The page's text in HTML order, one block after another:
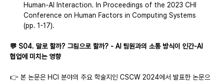
Human-AI Interaction. In Proceedings of the 2023 CHI
Conference on Human Factors in Computing Systems
(pp. 1-17).
💬 S04. 말로 할까? 그림으로 할까? - AI 팀원과의 소통 방식이 인간-AI
협업에 미치는 영향
👉 본 논문은 HCI 분야의 주요 학술지인 CSCW 2024에서 발표한 논문으